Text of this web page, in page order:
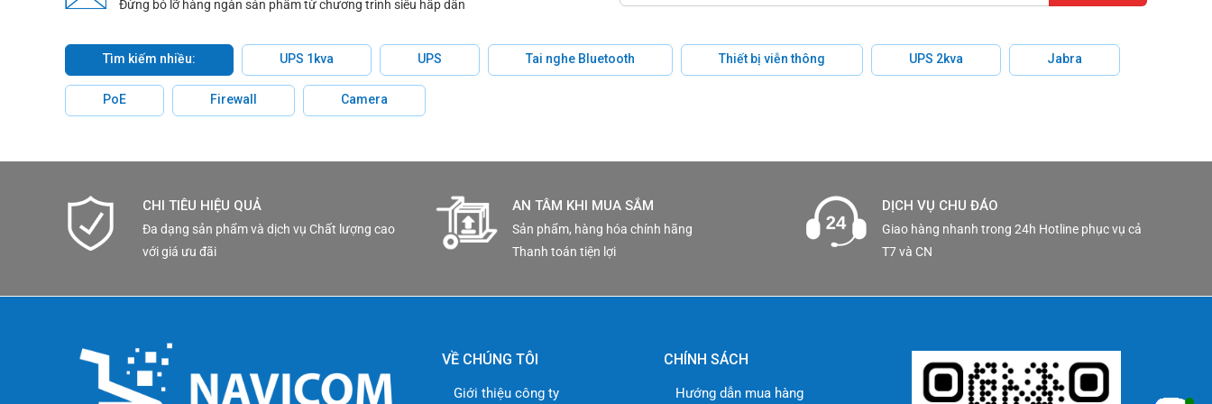
WiseStreamII, giúp tối ưu hóa việc lưu trữ và truyền dữ liệu mà không làm giảm chất lượng hình ảnh.
Chịu nhiệt độ và môi trường khắc nghiệt:Với đánh giá IP66, IK10, NEMA4X và NEMA-TS 2(2.2.8, 2.2.9), camera này chịu
được các điều kiện thời tiết khắc nghiệt và bảo vệ khỏi va đập và hư hỏng do tình hình môi trường bên ngoài.
Kết luận
Camera HanwhaXNP-9300RWlà một sản phẩm camera IP PTZ ấn tượng, mang lại độ phân giải 4K, tính năng thông minh và
khả năng chịu môi trường khắc nghiệt, là sự lựa chọn hoàn hảo cho các ứng dụng giám sát và bảo vệ an ninh cao cấp.
Datasheet tài liệu thông số kỹ thuật XNP-9300RW
Đừng bỏ lỡ hàng ngàn sản phẩm từ chương trình siêu hấp dẫn
Tìm kiếm nhiều: UPS 1kva UPS Tai nghe Bluetooth Thiết bị viễn thông UPS 2kva Jabra
PoE Firewall Camera
CHI TIÊU HIỆU QUẢ
Đa dạng sản phẩm và dịch vụ Chất lượng cao
với giá ưu đãi
AN TÂM KHI MUA SẮM
Sản phẩm, hàng hóa chính hãng
Thanh toán tiện lợi
DỊCH VỤ CHU ĐÁO
Giao hàng nhanh trong 24h Hotline phục vụ cả
T7 và CN
VỀ CHÚNG TÔI
Giới thiệu công ty
CHÍNH SÁCH
Hướng dẫn mua hàng